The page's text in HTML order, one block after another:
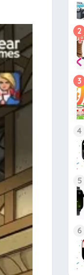
2
3
4
5
6